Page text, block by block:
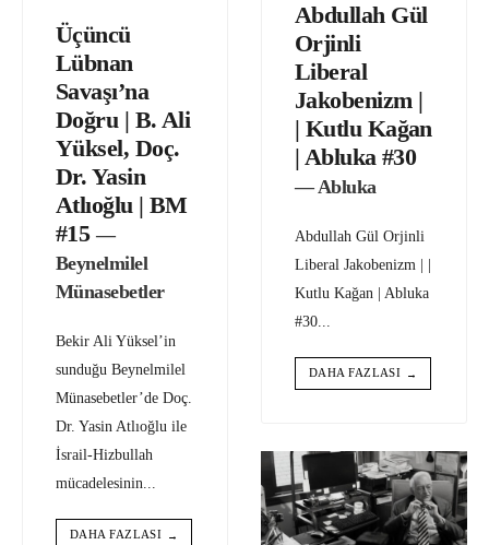
Üçüncü
Lübnan
Savaşı’na
Doğru | B. Ali
Yüksel, Doç.
Dr. Yasin
Atlıoğlu | BM
#15 —
Beynelmilel
Münasebetler
Bekir Ali Yüksel’in
sunduğu Beynelmilel
Münasebetler’de Doç.
Dr. Yasin Atlıoğlu ile
İsrail-Hizbullah
mücadelesinin
DAHA FAZLASI →
Abdullah Gül
Orjinli
Liberal
Jakobenizm |
| Kutlu Kağan
| Abluka #30
— Abluka
Abdullah Gül Orjinli
Liberal Jakobenizm | |
Kutlu Kağan | Abluka
#30
DAHA FAZLASI →